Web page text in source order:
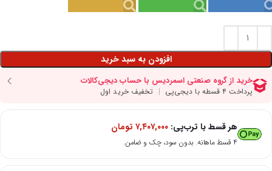
افزودن به سبد خرید
هر قسط با ترب‌پی: ۷,۴۰۷,۰۰۰ تومان
۴ قسط ماهانه. بدون سود، چک و ضامن.